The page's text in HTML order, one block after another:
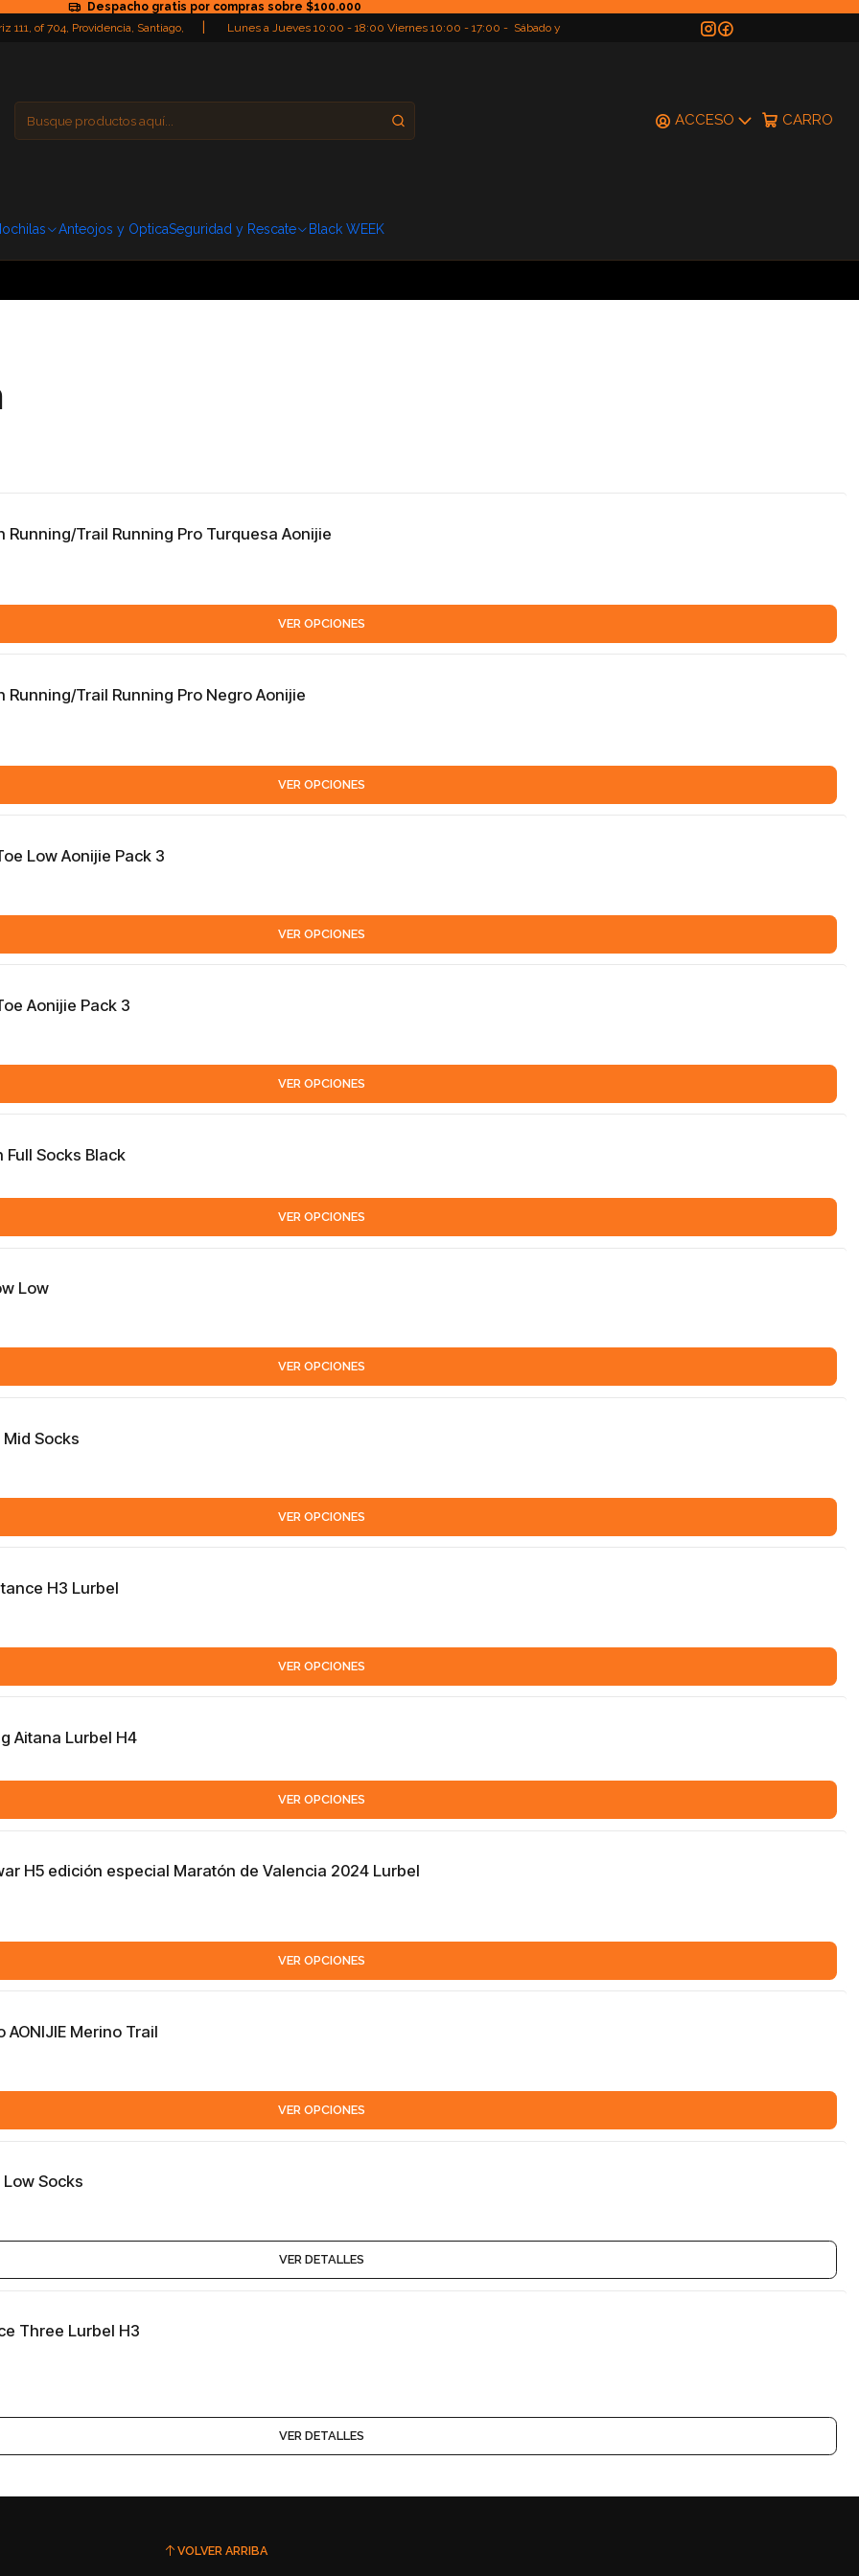
Despacho gratis por compras sobre $100.000
111, of 704, Providencia, Santiago,
Lunes a Jueves 10:00 - 18:00 Viernes 10:00 - 17:00 - Sábado y
ACCESO CARRO
Anteojos y OpticaSeguridad y Rescate Black WEEK
Running/Trail Running Pro Turquesa Aonijie
VER OPCIONES
Running/Trail Running Pro Negro Aonijie
VER OPCIONES
Low Aonijie Pack 3
VER OPCIONES
Aonijie Pack 3
VER OPCIONES
Socks Black
VER OPCIONES
Low
VER OPCIONES
Socks
VER OPCIONES
H3 Lurbel
VER OPCIONES
Aitana Lurbel H4
VER OPCIONES
H5 edición especial Maratón de Valencia 2024 Lurbel
VER OPCIONES
Merino Trail
VER OPCIONES
Socks
VER DETALLES
Three Lurbel H3
VER DETALLES
VOLVER ARRIBA